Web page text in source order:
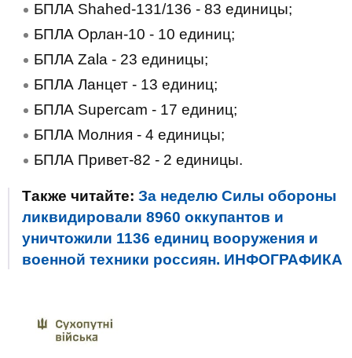
БПЛА Shahed-131/136 - 83 единицы;
БПЛА Орлан-10 - 10 единиц;
БПЛА Zala - 23 единицы;
БПЛА Ланцет - 13 единиц;
БПЛА Supercam - 17 единиц;
БПЛА Молния - 4 единицы;
БПЛА Привет-82 - 2 единицы.
Также читайте: За неделю Силы обороны
ликвидировали 8960 оккупантов и
уничтожили 1136 единиц вооружения и
военной техники россиян. ИНФОГРАФИКА